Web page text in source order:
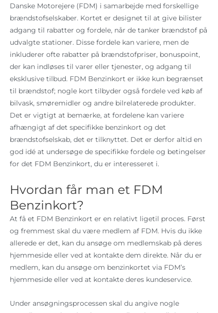
Danske Motorejere (FDM) i samarbejde med forskellige
brændstofselskaber. Kortet er designet til at give bilister
adgang til rabatter og fordele, når de tanker brændstof på
udvalgte stationer. Disse fordele kan variere, men de
inkluderer ofte rabatter på brændstofpriser, bonuspoint,
der kan indløses til varer eller tjenester, og adgang til
eksklusive tilbud. FDM Benzinkort er ikke kun begrænset
til brændstof; nogle kort tilbyder også fordele ved køb af
bilvask, smøremidler og andre bilrelaterede produkter.
Det er vigtigt at bemærke, at fordelene kan variere
afhængigt af det specifikke benzinkort og det
brændstofselskab, det er tilknyttet. Det er derfor altid en
god idé at undersøge de specifikke fordele og betingelser
for det FDM Benzinkort, du er interesseret i.
Hvordan får man et FDM
Benzinkort?
At få et FDM Benzinkort er en relativt ligetil proces. Først
og fremmest skal du være medlem af FDM. Hvis du ikke
allerede er det, kan du ansøge om medlemskab på deres
hjemmeside eller ved at kontakte dem direkte. Når du er
medlem, kan du ansøge om benzinkortet via FDM’s
hjemmeside eller ved at kontakte deres kundeservice.
Under ansøgningsprocessen skal du angive nogle